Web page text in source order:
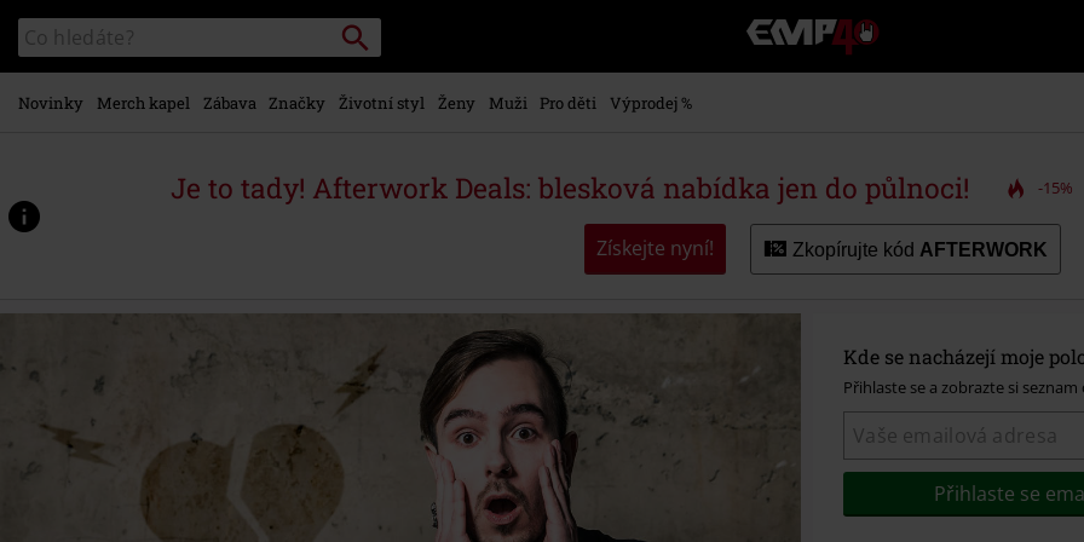
hlavnímu
obsahu
Katalog
vyhledávání
Vyhledávání
EMP
-
Hudba,
Merch
hráče,
Alternativní
Novinky Merch kapel Zábava Značky Životní styl Ženy Muži Pro děti Výprodej %
Je to tady! Afterwork Deals: blesková nabídka jen do půlnoci! -15%
Získejte nyní! Zkopírujte kód AFTERWORK
Kde se nacházejí moje
Přihlaste se a zobrazte si
Přihlaste se